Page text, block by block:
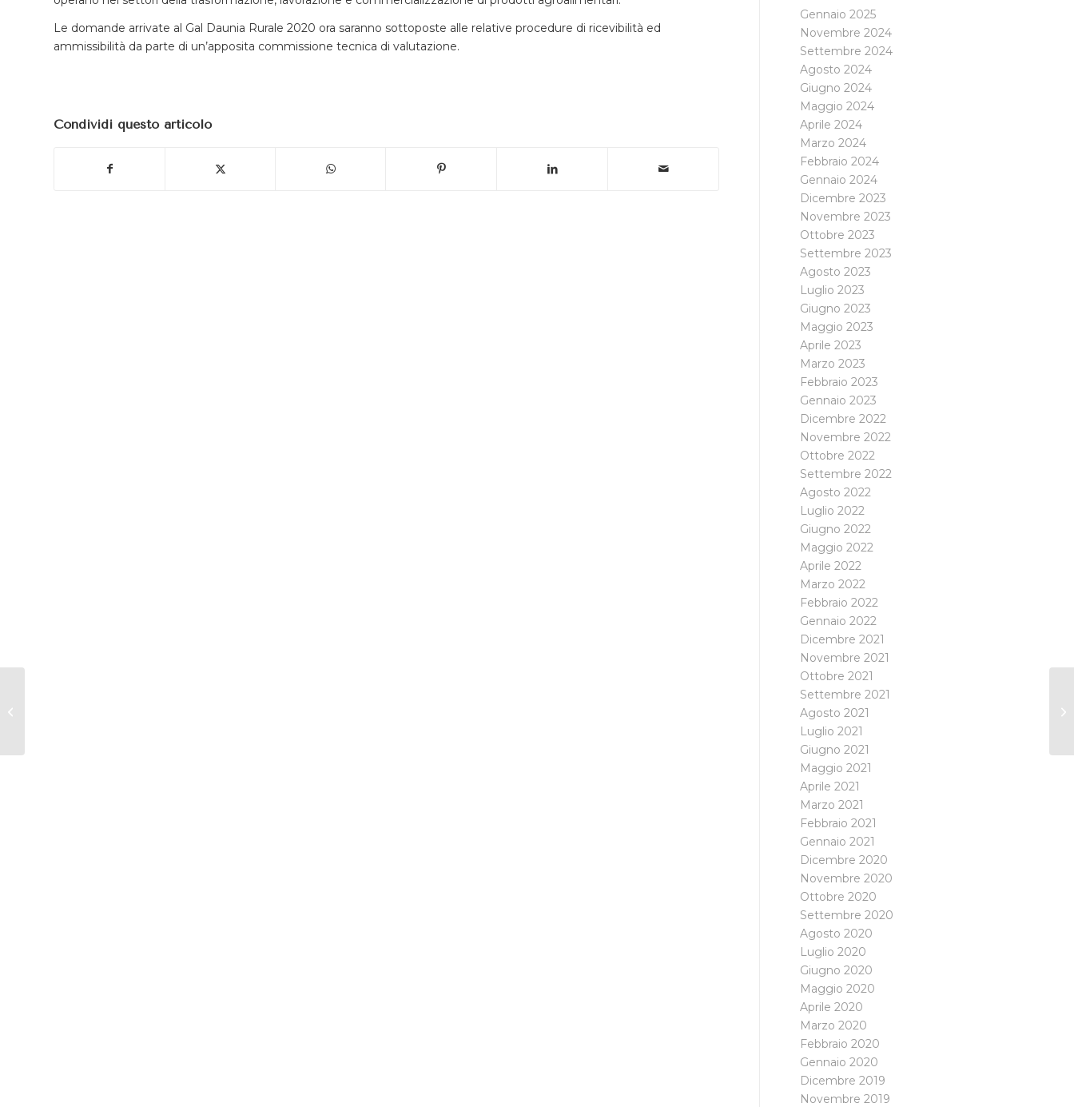
Le domande arrivate al Gal Daunia Rurale 2020 ora saranno sottoposte alle relative procedure di ricevibilità ed
ammissibilità da parte di un’apposita commissione tecnica di valutazione.
Condividi questo articolo
Gennaio 2025
Novembre 2024
Settembre 2024
Agosto 2024
Giugno 2024
Maggio 2024
Aprile 2024
Marzo 2024
Febbraio 2024
Gennaio 2024
Dicembre 2023
Novembre 2023
Ottobre 2023
Settembre 2023
Agosto 2023
Luglio 2023
Giugno 2023
Maggio 2023
Aprile 2023
Marzo 2023
Febbraio 2023
Gennaio 2023
Dicembre 2022
Novembre 2022
Ottobre 2022
Settembre 2022
Agosto 2022
Luglio 2022
Giugno 2022
Maggio 2022
Aprile 2022
Marzo 2022
Febbraio 2022
Gennaio 2022
Dicembre 2021
Novembre 2021
Ottobre 2021
Settembre 2021
Agosto 2021
Luglio 2021
Giugno 2021
Maggio 2021
Aprile 2021
Marzo 2021
Febbraio 2021
Gennaio 2021
Dicembre 2020
Novembre 2020
Ottobre 2020
Settembre 2020
Agosto 2020
Luglio 2020
Giugno 2020
Maggio 2020
Aprile 2020
Marzo 2020
Febbraio 2020
Gennaio 2020
Dicembre 2019
Novembre 2019